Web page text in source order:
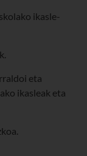
ikasle-
eta
ikasleak eta